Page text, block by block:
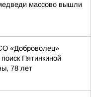
массово вышли
«Доброволец»
Пятинкиной
78 лет